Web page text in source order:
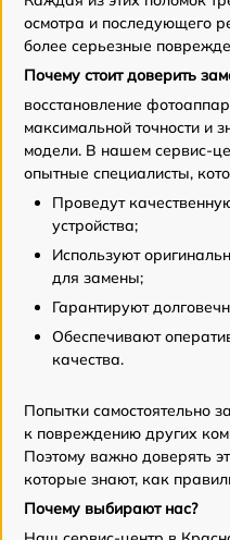
осмотра и последующего
более серьезные
Почему стоит доверить
восстановление
максимальной точности и
модели. В нашем сервис-
опытные специалисты,
Проведут
устройства;
Используют
для замены;
Гарантируют
Обеспечивают
качества.
Попытки самостоятельно
к повреждению других
Поэтому важно доверять
которые знают, как
Почему выбирают нас?